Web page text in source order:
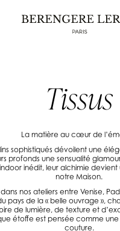
Tissus
La matière au cœur de
sophistiqués dévoilent une
profonds une sensualité
inédit, leur alchimie devient
notre Maison.
dans nos ateliers entre Venise,
pays de la « belle ouvrage »,
de lumière, de texture et
étoffe est pensée comme
couture.